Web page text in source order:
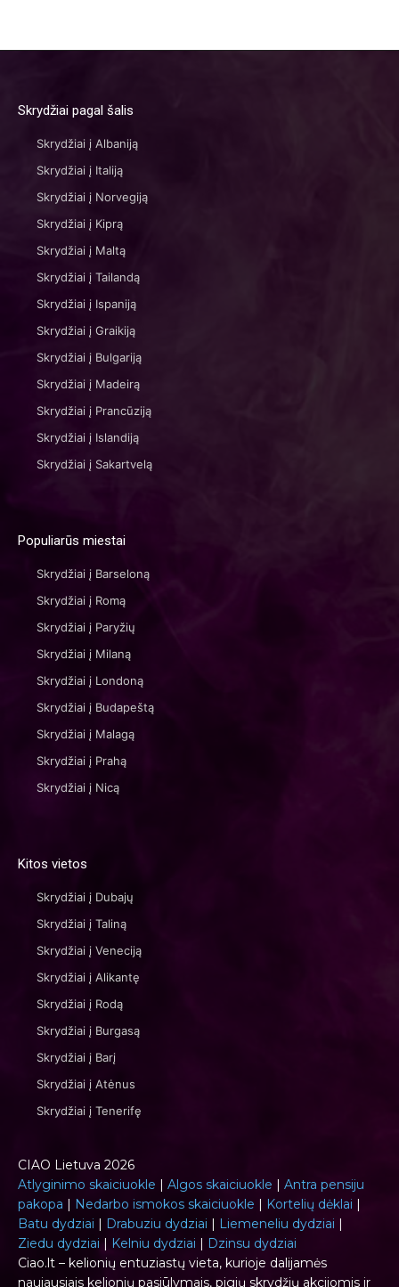
Skrydžiai pagal šalis
Skrydžiai į Albaniją
Skrydžiai į Italiją
Skrydžiai į Norvegiją
Skrydžiai į Kiprą
Skrydžiai į Maltą
Skrydžiai į Tailandą
Skrydžiai į Ispaniją
Skrydžiai į Graikiją
Skrydžiai į Bulgariją
Skrydžiai į Madeirą
Skrydžiai į Prancūziją
Skrydžiai į Islandiją
Skrydžiai į Sakartvelą
Populiarūs miestai
Skrydžiai į Barseloną
Skrydžiai į Romą
Skrydžiai į Paryžių
Skrydžiai į Milaną
Skrydžiai į Londoną
Skrydžiai į Budapeštą
Skrydžiai į Malagą
Skrydžiai į Prahą
Skrydžiai į Nicą
Kitos vietos
Skrydžiai į Dubajų
Skrydžiai į Taliną
Skrydžiai į Veneciją
Skrydžiai į Alikantę
Skrydžiai į Rodą
Skrydžiai į Burgasą
Skrydžiai į Barį
Skrydžiai į Atėnus
Skrydžiai į Tenerifę
CIAO Lietuva 2026
Atlyginimo skaiciuokle | Algos skaiciuokle | Antra pensiju
pakopa | Nedarbo ismokos skaiciuokle | Kortelių dėklai |
Batu dydziai | Drabuziu dydziai | Liemeneliu dydziai |
Ziedu dydziai | Kelniu dydziai | Dzinsu dydziai
Ciao.lt – kelionių entuziastų vieta, kurioje dalijamės
naujausiais kelionių pasiūlymais, pigių skrydžių akcijomis ir